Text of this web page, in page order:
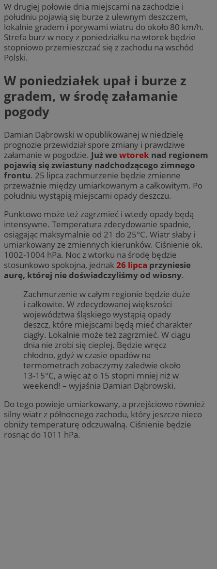
W drugiej połowie dnia miejscami na zachodzie i
południu pojawią się burze z ulewnym deszczem,
lokalnie gradem i porywami wiatru do około 80 km/h.
Strefa burz w nocy z poniedziałku na wtorek będzie
stopniowo przemieszczać się z zachodu na wschód
Polski.
W poniedziałek upał i burze z
gradem, w środę załamanie
pogody
Damian Dąbrowski w opublikowanej w niedzielę
prognozie przewidział spore zmiany i prawdziwe
załamanie w pogodzie. Już wewtorek nad regionem
pojawią się zwiastuny nadchodzącego zimnego
frontu. 25 lipca zachmurzenie będzie zmienne
przeważnie między umiarkowanym a całkowitym. Po
południu wystąpią miejscami opady deszczu.
Punktowo może też zagrzmieć i wtedy opady będą
intensywne. Temperatura zdecydowanie spadnie,
osiągając maksymalnie od 21 do 25°C. Wiatr słaby i
umiarkowany ze zmiennych kierunków. Ciśnienie ok.
1002-1004 hPa. Noc z wtorku na środę będzie
stosunkowo spokojna, jednak26 lipca przyniesie
aurę, której nie doświadczyliśmy od wiosny.
Zachmurzenie w całym regionie będzie duże
i całkowite. W zdecydowanej większości
województwa śląskiego wystąpią opady
deszcz, które miejscami będą mieć charakter
ciągły. Lokalnie może też zagrzmieć. W ciągu
dnia nie zrobi się cieplej. Będzie wręcz
chłodno, gdyż w czasie opadów na
termometrach zobaczymy zaledwie około
13-15°C, a więc aż o 15 stopni mniej niż w
weekend! – wyjaśnia Damian Dąbrowski.
Do tego powieje umiarkowany, a przejściowo również
silny wiatr z północnego zachodu, który jeszcze nieco
obniży temperaturę odczuwalną. Ciśnienie będzie
rosnąc do 1011 hPa.